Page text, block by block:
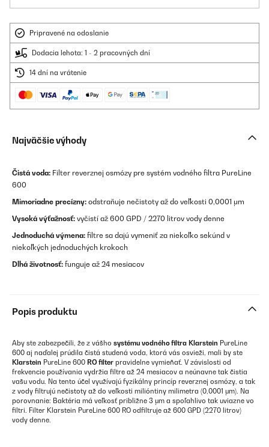
Pripravené na odoslanie
Dodacia lehota: 1 - 2 pracovných dní
14 dní na vrátenie
Najväčšie výhody
Čistá voda: Filter reverznej osmózy pre systém vodného filtra PureLine
600
Mimoriadne precízny: odstraňuje nečistoty až do veľkosti 0,0001 μm
Vysoká výťažnosť: vyčistí až 600 GPD / 2270 litrov vody denne
Jednoduchá výmena: filtre sa dajú vymeniť za niekoľko sekúnd v
niekoľkých jednoduchých krokoch
Dlhá životnosť: funguje až 24 mesiacov
Popis produktu
Aby ste zabezpečili, že z vášho systému vodného filtra Klarstein PureLine
600 aj naďalej prúdila čistá studená voda, ktorá vás osvieži, mali by ste
Klarstein PureLine 600 RO filter pravidelne vymieňať. V závislosti od
frekvencie používania vydržia filtre až 24 mesiacov a neúnavne tak čistia
vašu vodu. Na tento účel využívajú fyzikálny princíp reverznej osmózy, a tak
z vody filtrujú nečistoty až do veľkosti milióntiny milimetra (0,0001 μm). Na
porovnanie: Baktéria má veľkosť približne 3 μm a spoľahlivo tak uviazne vo
filtri. Filter Klarstein PureLine 600 RO odfiltruje až 600 GPD (2270 litrov)
vody denne.